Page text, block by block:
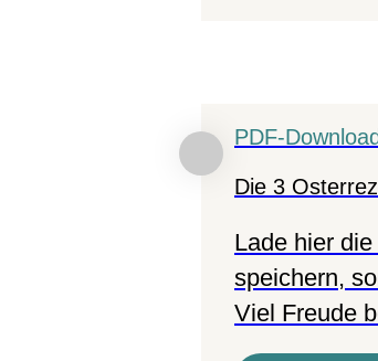
PDF-Download
Die 3
Lade hier
speichern,
Viel Freude